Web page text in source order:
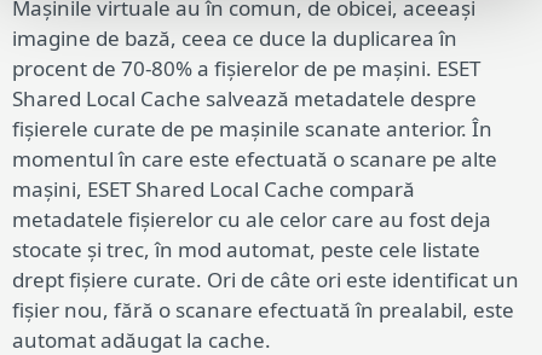
Mașinile virtuale au în comun, de obicei, aceeași
imagine de bază, ceea ce duce la duplicarea în
procent de 70-80% a fișierelor de pe mașini. ESET
Shared Local Cache salvează metadatele despre
fișierele curate de pe mașinile scanate anterior. În
momentul în care este efectuată o scanare pe alte
mașini, ESET Shared Local Cache compară
metadatele fișierelor cu ale celor care au fost deja
stocate și trec, în mod automat, peste cele listate
drept fișiere curate. Ori de câte ori este identificat un
fișier nou, fără o scanare efectuată în prealabil, este
automat adăugat la cache.